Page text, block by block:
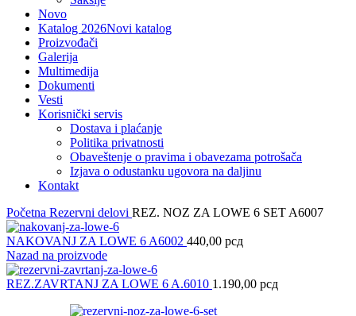
Novo
Katalog 2026Novi katalog
Proizvođači
Galerija
Multimedija
Dokumenti
Vesti
Korisnički servis
Dostava i plaćanje
Politika privatnosti
Obaveštenje o pravima i obavezama potrošača
Izjava o odustanku ugovora na daljinu
Kontakt
Početna Rezervni delovi REZ. NOZ ZA LOWE 6 SET A6007
NAKOVANJ ZA LOWE 6 A6002 440,00 рсд
Nazad na proizvode
REZ.ZAVRTANJ ZA LOWE 6 A.6010 1.190,00 рсд